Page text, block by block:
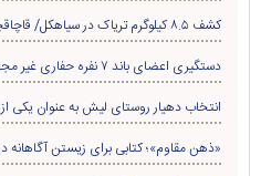
کشف ۸.۵ کیلوگرم تریاک در سیاهکل/ قاچاقچی مواد مخدر دستگیر شد
دستگیری اعضای باند ۷ نفره حفاری غير مجاز درسیاهکل
انتخاب دهیار روستای لیش به عنوان یکی از
«ذهن مقاوم»؛ کتابی برای زیستن آگاهانه